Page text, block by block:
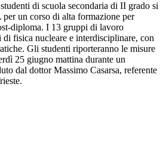
di scuola secondaria di II grado si
un corso di alta formazione per
diploma. I 13 gruppi di lavoro
di fisica nucleare e interdisciplinare, con
Gli studenti riporteranno le misure
25 giugno mattina durante un
dal dottor Massimo Casarsa, referente